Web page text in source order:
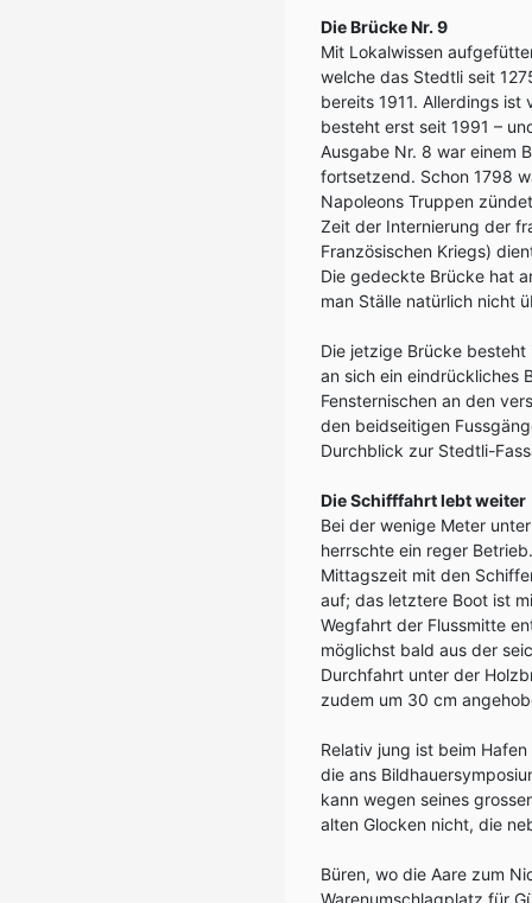
Die Brücke Nr. 9
Mit Lokalwissen
welche das Stedtli seit
bereits 1911. Allerdings
besteht erst seit 1991 –
Ausgabe Nr. 8 war einem
fortsetzend. Schon 1798
Napoleons Truppen
Zeit der Internierung der
Französischen Kriegs)
Die gedeckte Brücke hat
man Ställe natürlich nicht
Die jetzige Brücke
an sich ein eindrückliches
Fensternischen an den
den beidseitigen
Durchblick zur Stedtli-
Die Schifffahrt lebt weiter
Bei der wenige Meter
herrschte ein reger
Mittagszeit mit den
auf; das letztere Boot ist
Wegfahrt der Flussmitte
möglichst bald aus der
Durchfahrt unter der
zudem um 30 cm
Relativ jung ist beim
die ans
kann wegen seines
alten Glocken nicht, die
Büren, wo die Aare zum
Warenumschlagplatz für